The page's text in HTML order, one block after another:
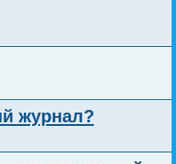
журнал?